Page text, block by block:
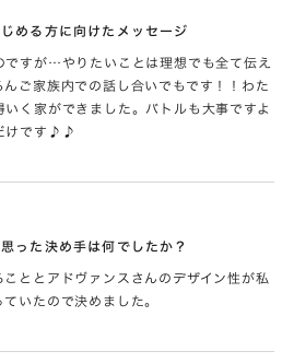
める方に向けたメッセージ
ですが…やりたいことは理想でも全て伝え
ご家族内での話し合いでもです！！わた
く家ができました。バトルも大事ですよ
けです♪♪
った決め手は何でしたか？
ととアドヴァンスさんのデザイン性が私
いたので決めました。